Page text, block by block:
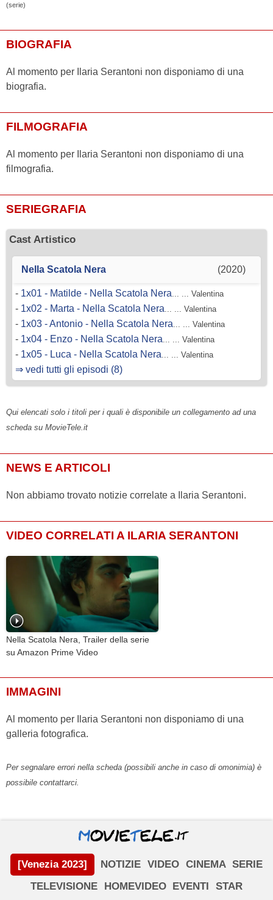
(serie)
BIOGRAFIA
Al momento per Ilaria Serantoni non disponiamo di una
biografia.
FILMOGRAFIA
Al momento per Ilaria Serantoni non disponiamo di una
filmografia.
SERIEGRAFIA
Cast Artistico
Nella Scatola Nera (2020)
- 1x01 - Matilde - Nella Scatola Nera ... ... Valentina
- 1x02 - Marta - Nella Scatola Nera ... ... Valentina
- 1x03 - Antonio - Nella Scatola Nera ... ... Valentina
- 1x04 - Enzo - Nella Scatola Nera ... ... Valentina
- 1x05 - Luca - Nella Scatola Nera ... ... Valentina
⇒ vedi tutti gli episodi (8)
Qui elencati solo i titoli per i quali è disponibile un collegamento ad una
scheda su MovieTele.it
NEWS E ARTICOLI
Non abbiamo trovato notizie correlate a Ilaria Serantoni.
VIDEO CORRELATI A ILARIA SERANTONI
Nella Scatola Nera, Trailer della serie
su Amazon Prime Video
IMMAGINI
Al momento per Ilaria Serantoni non disponiamo di una
galleria fotografica.
Per segnalare errori nella scheda (possibili anche in caso di omonimia) è
possibile contattarci.
[Venezia 2023] NOTIZIE VIDEO CINEMA SERIE
TELEVISIONE
HOMEVIDEO EVENTI STAR